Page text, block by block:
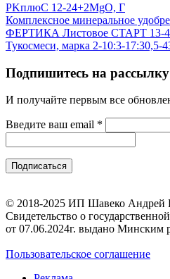
PKплюС 12-24+2MgO, Г
Комплексное минеральное
ФЕРТИКА Листовое СТАРТ 13-
Тукосмеси, марка 2-10:3-17:30,5-
Подпишитесь на рассылку
И получайте первым все
Введите ваш email *
© 2018-2025 ИП Шавеко Андрей
Свидетельство о
от 07.06.2024г. выдано Минским
Пользовательское соглашение